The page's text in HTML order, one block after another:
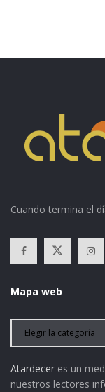
Cuando termina el
Mapa web
Atardecer es un
nuestros lectores